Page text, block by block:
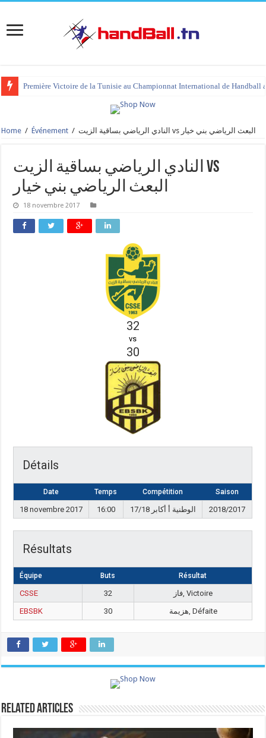
Première Victoire de la Tunisie au Championnat International de Handball
Home / Événement / النادي الرياضي بساقية الزيت vs البعث الرياضي بني خيار
النادي الرياضي بساقية الزيت vs
البعث الرياضي بني خيار
18 novembre 2017
32
vs
30
Détails
Date Temps Compétition Saison
18 novembre 2017 16:00 الوطنية أ أكابر 17/18 2018/2017
Résultats
Équipe Buts Résultat
CSSE 32
فاز, Victoire
EBSBK
30 هزيمة, Défaite
Related Articles